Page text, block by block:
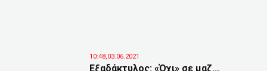
10:48,03.06.2021
Εξαδάκτυλος: «Όχι» σε μαζ...